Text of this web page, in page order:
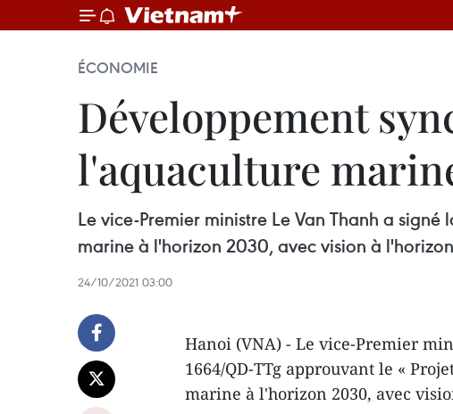
ÉCONOMIE
Développement
l'aquaculture
Le vice-Premier ministre Le Van Thanh a
marine à l'horizon 2030, avec vision à
24/10/2021 03:00
Hanoi (VNA) - Le vice-Premier
1664/QD-TTg approuvant le «
marine à l'horizon 2030, avec